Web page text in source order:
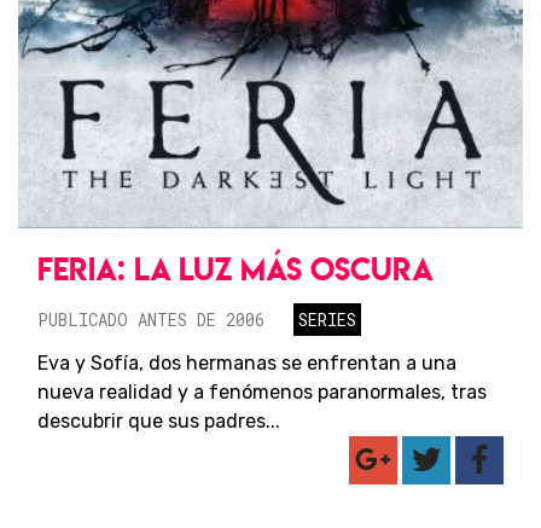
FERIA: LA LUZ MÁS OSCURA
PUBLICADO ANTES DE 2006
SERIES
Eva y Sofía, dos hermanas se enfrentan a una
nueva realidad y a fenómenos paranormales, tras
descubrir que sus padres...